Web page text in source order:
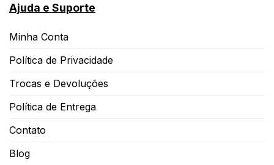
Ajuda e Suporte
Minha Conta
Política de Privacidade
Trocas e Devoluções
Política de Entrega
Contato
Blog